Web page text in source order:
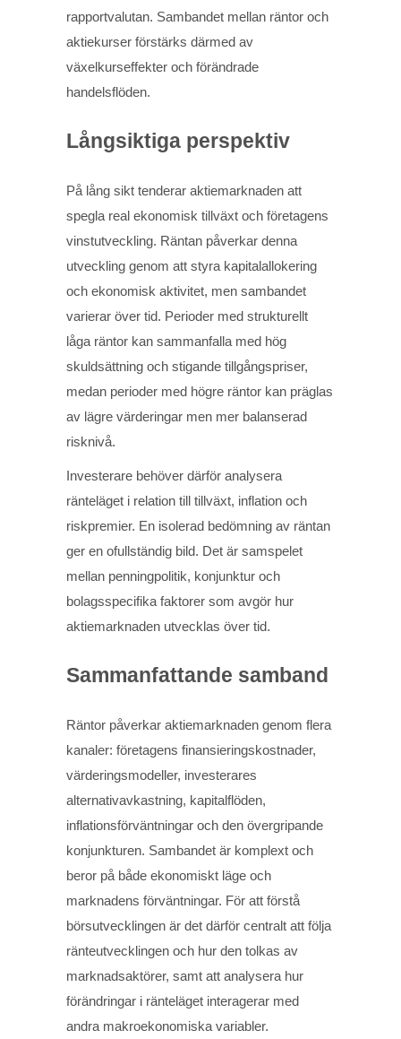
rapportvalutan. Sambandet mellan räntor och
aktiekurser förstärks därmed av
växelkurseffekter och förändrade
handelsflöden.
Långsiktiga perspektiv
På lång sikt tenderar aktiemarknaden att
spegla real ekonomisk tillväxt och företagens
vinstutveckling. Räntan påverkar denna
utveckling genom att styra kapitalallokering
och ekonomisk aktivitet, men sambandet
varierar över tid. Perioder med strukturellt
låga räntor kan sammanfalla med hög
skuldsättning och stigande tillgångspriser,
medan perioder med högre räntor kan präglas
av lägre värderingar men mer balanserad
risknivå.
Investerare behöver därför analysera
ränteläget i relation till tillväxt, inflation och
riskpremier. En isolerad bedömning av räntan
ger en ofullständig bild. Det är samspelet
mellan penningpolitik, konjunktur och
bolagsspecifika faktorer som avgör hur
aktiemarknaden utvecklas över tid.
Sammanfattande samband
Räntor påverkar aktiemarknaden genom flera
kanaler: företagens finansieringskostnader,
värderingsmodeller, investerares
alternativavkastning, kapitalflöden,
inflationsförväntningar och den övergripande
konjunkturen. Sambandet är komplext och
beror på både ekonomiskt läge och
marknadens förväntningar. För att förstå
börsutvecklingen är det därför centralt att följa
ränteutvecklingen och hur den tolkas av
marknadsaktörer, samt att analysera hur
förändringar i ränteläget interagerar med
andra makroekonomiska variabler.